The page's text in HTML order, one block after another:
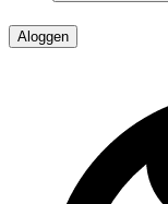
Aloggen